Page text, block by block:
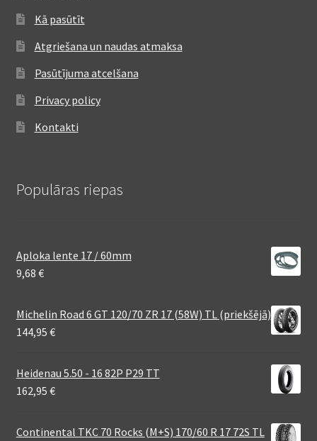
Kā pasūtīt
Atgriešana un naudas atmaksa
Pasūtījuma atcelšana
Privacy policy
Kontakti
Populāras riepas
Aploka lente 17 / 60mm
9,68 €
Michelin Road 6 GT 120/70 ZR 17 (58W) TL (priekšējā)
144,95 €
Heidenau 5.50 - 16 82P P29 TT
162,95 €
Continental TKC 70 Rocks (M+S) 170/60 R 17 72S TL